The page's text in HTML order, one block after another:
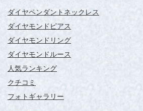
ダイヤペンダントネックレス
ダイヤモンドピアス
ダイヤモンドリング
ダイヤモンドルース
人気ランキング
クチコミ
フォトギャラリー